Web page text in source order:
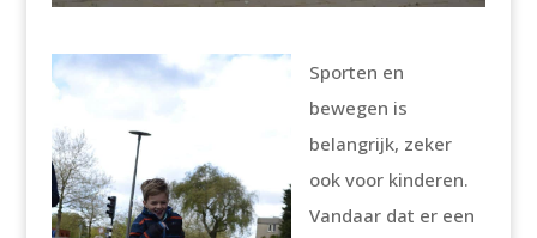
Sporten en
bewegen is
belangrijk, zeker
ook voor kinderen.
Vandaar dat er een